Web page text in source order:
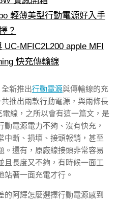
輕薄美型行動電源好入手
？
UC-MFIC2L200 apple MFI
快充傳輸線
全新推出行動電源與傳輸線的充
共推出兩款行動電源，與兩條長
電線，之所以會有這一篇文，是
電源電力不夠、沒有快充，
中斷、損壞、接頭報銷，甚至
。還有，原廠線接頭非常容易
且長度又不夠，有時候一面工
站著一面充電才行。
阿輝怎麼選擇行動電源感到